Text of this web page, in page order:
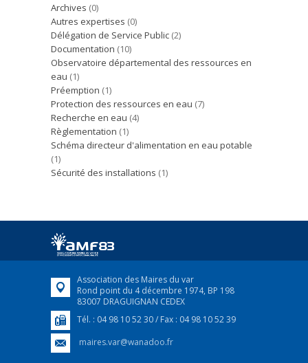
Archives (0)
Autres expertises (0)
Délégation de Service Public (2)
Documentation (10)
Observatoire départemental des ressources en
eau (1)
Préemption (1)
Protection des ressources en eau (7)
Recherche en eau (4)
Règlementation (1)
Schéma directeur d'alimentation en eau potable
(1)
Sécurité des installations (1)
Association des Maires du var
Rond point du 4 décembre 1974, BP 198
83007 DRAGUIGNAN CEDEX
Tél. : 04 98 10 52 30 / Fax : 04 98 10 52 39
maires.var@wanadoo.fr